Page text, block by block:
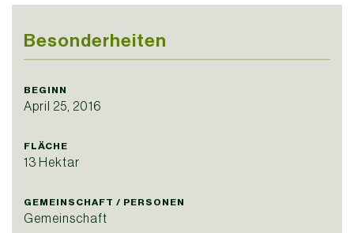
Besonderheiten
BEGINN
April 25, 2016
FLÄCHE
13 Hektar
GEMEINSCHAFT / PERSONEN
Gemeinschaft